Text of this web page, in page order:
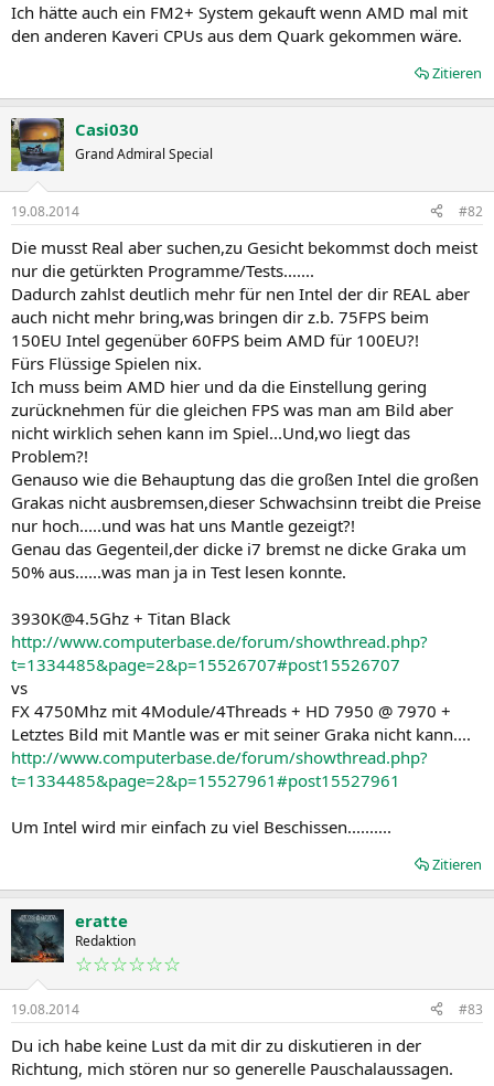
Ich hätte auch ein FM2+ System gekauft wenn AMD mal mit
den anderen Kaveri CPUs aus dem Quark gekommen wäre.
Zitieren
Casi030
Grand Admiral Special
19.08.2014 #82
Die musst Real aber suchen,zu Gesicht bekommst doch meist
nur die getürkten Programme/Tests.......
Dadurch zahlst deutlich mehr für nen Intel der dir REAL aber
auch nicht mehr bring,was bringen dir z.b. 75FPS beim
150EU Intel gegenüber 60FPS beim AMD für 100EU?!
Fürs Flüssige Spielen nix.
Ich muss beim AMD hier und da die Einstellung gering
zurücknehmen für die gleichen FPS was man am Bild aber
nicht wirklich sehen kann im Spiel...Und,wo liegt das
Problem?!
Genauso wie die Behauptung das die großen Intel die großen
Grakas nicht ausbremsen,dieser Schwachsinn treibt die Preise
nur hoch.....und was hat uns Mantle gezeigt?!
Genau das Gegenteil,der dicke i7 bremst ne dicke Graka um
50% aus......was man ja in Test lesen konnte.
3930K@4.5Ghz + Titan Black
http://www.computerbase.de/forum/showthread.php?
t=1334485&page=2&p=15526707#post15526707
vs
FX 4750Mhz mit 4Module/4Threads + HD 7950 @ 7970 +
Letztes Bild mit Mantle was er mit seiner Graka nicht kann....
http://www.computerbase.de/forum/showthread.php?
t=1334485&page=2&p=15527961#post15527961
Um Intel wird mir einfach zu viel Beschissen..........
Zitieren
eratte
Redaktion
☆☆☆☆☆☆
19.08.2014 #83
Du ich habe keine Lust da mit dir zu diskutieren in der
Richtung, mich stören nur so generelle Pauschalaussagen.